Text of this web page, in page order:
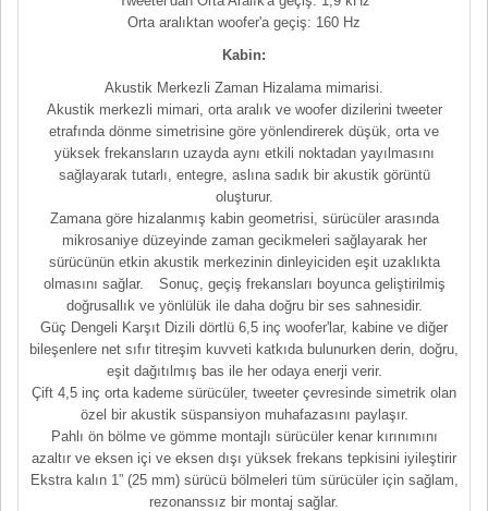
Orta aralıktan woofer'a geçiş: 160 Hz
Kabin:
Akustik Merkezli Zaman Hizalama mimarisi.
Akustik merkezli mimari, orta aralık ve woofer dizilerini tweeter
etrafında dönme simetrisine göre yönlendirerek düşük, orta ve
yüksek frekansların uzayda aynı etkili noktadan yayılmasını
sağlayarak tutarlı, entegre, aslına sadık bir akustik görüntü
oluşturur.
Zamana göre hizalanmış kabin geometrisi, sürücüler arasında
mikrosaniye düzeyinde zaman gecikmeleri sağlayarak her
sürücünün etkin akustik merkezinin dinleyiciden eşit uzaklıkta
olmasını sağlar. Sonuç, geçiş frekansları boyunca geliştirilmiş
doğrusallık ve yönlülük ile daha doğru bir ses sahnesidir.
Güç Dengeli Karşıt Dizili dörtlü 6,5 inç woofer'lar, kabine ve diğer
bileşenlere net sıfır titreşim kuvveti katkıda bulunurken derin, doğru,
eşit dağıtılmış bas ile her odaya enerji verir.
Çift 4,5 inç orta kademe sürücüler, tweeter çevresinde simetrik olan
özel bir akustik süspansiyon muhafazasını paylaşır.
Pahlı ön bölme ve gömme montajlı sürücüler kenar kırınımını
azaltır ve eksen içi ve eksen dışı yüksek frekans tepkisini iyileştirir
Ekstra kalın 1” (25 mm) sürücü bölmeleri tüm sürücüler için sağlam,
rezonanssız bir montaj sağlar.